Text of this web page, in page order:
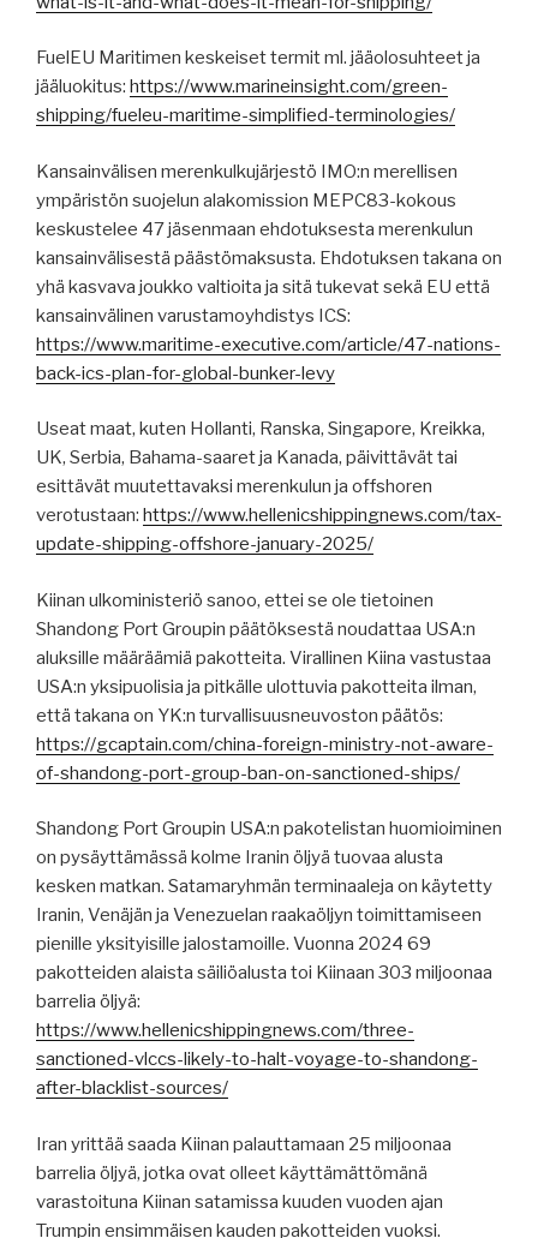
FuelEU Maritimen keskeiset termit ml. jääolosuhteet ja
jääluokitus: https://www.marineinsight.com/green-
shipping/fueleu-maritime-simplified-terminologies/
Kansainvälisen merenkulkujärjestö IMO:n merellisen
ympäristön suojelun alakomission MEPC83-kokous
keskustelee 47 jäsenmaan ehdotuksesta merenkulun
kansainvälisestä päästömaksusta. Ehdotuksen takana on
yhä kasvava joukko valtioita ja sitä tukevat sekä EU että
kansainvälinen varustamoyhdistys ICS:
https://www.maritime-executive.com/article/47-nations-
back-ics-plan-for-global-bunker-levy
Useat maat, kuten Hollanti, Ranska, Singapore, Kreikka,
UK, Serbia, Bahama-saaret ja Kanada, päivittävät tai
esittävät muutettavaksi merenkulun ja offshoren
verotustaan: https://www.hellenicshippingnews.com/tax-
update-shipping-offshore-january-2025/
Kiinan ulkoministeriö sanoo, ettei se ole tietoinen
Shandong Port Groupin päätöksestä noudattaa USA:n
aluksille määräämiä pakotteita. Virallinen Kiina vastustaa
USA:n yksipuolisia ja pitkälle ulottuvia pakotteita ilman,
että takana on YK:n turvallisuusneuvoston päätös:
https://gcaptain.com/china-foreign-ministry-not-aware-
of-shandong-port-group-ban-on-sanctioned-ships/
Shandong Port Groupin USA:n pakotelistan huomioiminen
on pysäyttämässä kolme Iranin öljyä tuovaa alusta
kesken matkan. Satamaryhmän terminaaleja on käytetty
Iranin, Venäjän ja Venezuelan raakaöljyn toimittamiseen
pienille yksityisille jalostamoille. Vuonna 2024 69
pakotteiden alaista säiliöalusta toi Kiinaan 303 miljoonaa
barrelia öljyä:
https://www.hellenicshippingnews.com/three-
sanctioned-vlccs-likely-to-halt-voyage-to-shandong-
after-blacklist-sources/
Iran yrittää saada Kiinan palauttamaan 25 miljoonaa
barrelia öljyä, jotka ovat olleet käyttämättömänä
varastoituna Kiinan satamissa kuuden vuoden ajan
Trumpin ensimmäisen kauden pakotteiden vuoksi.